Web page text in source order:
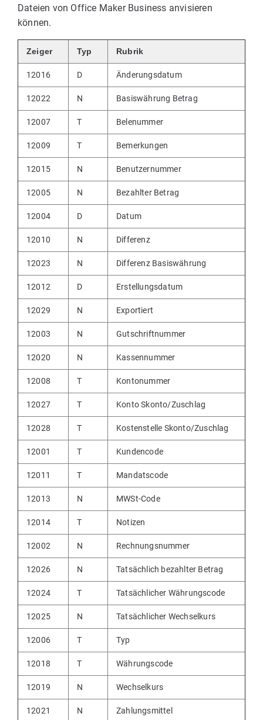
Dateien von Office Maker Business anvisieren
können.
Zeiger Typ Rubrik
12016 D Änderungsdatum
12022 N Basiswährung Betrag
12007 T Belenummer
12009 T Bemerkungen
12015 N Benutzernummer
12005 N Bezahlter Betrag
12004 D Datum
12010 N Differenz
12023 N Differenz Basiswährung
12012 D Erstellungsdatum
12029 N Exportiert
12003 N Gutschriftnummer
12020 N Kassennummer
12008 T Kontonummer
12027 T Konto Skonto/Zuschlag
12028 T Kostenstelle Skonto/Zuschlag
12001 T Kundencode
12011 T Mandatscode
12013 N MWSt-Code
12014 T Notizen
12002 N Rechnungsnummer
12026 N Tatsächlich bezahlter Betrag
12024 T Tatsächlicher Währungscode
12025 N Tatsächlicher Wechselkurs
12006 T Typ
12018 T Währungscode
12019 N Wechselkurs
12021 N Zahlungsmittel